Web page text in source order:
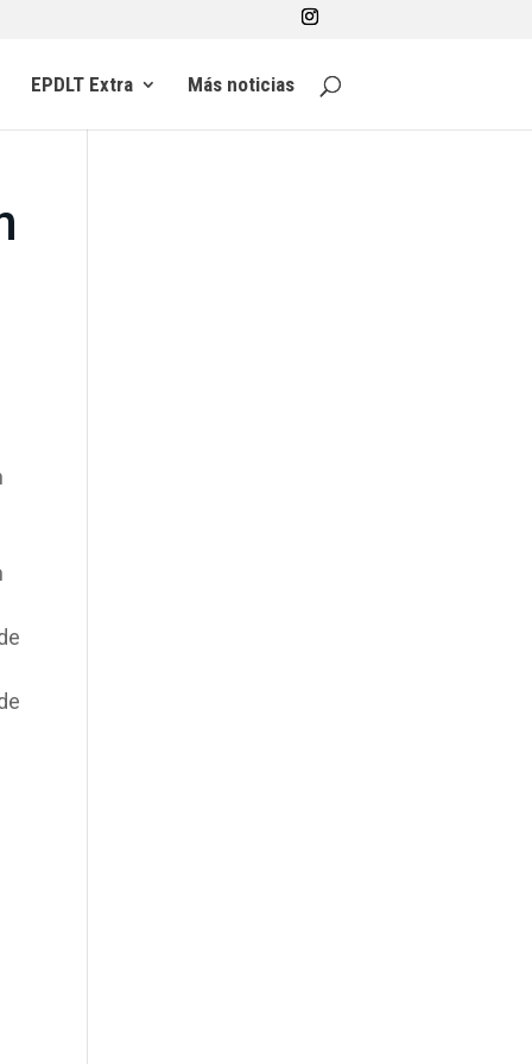
EPDLT Extra Más noticias